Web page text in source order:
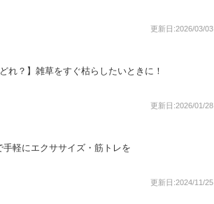
更新日:2026/03/03
れ？】雑草をすぐ枯らしたいときに！
更新日:2026/01/28
軽にエクササイズ・筋トレを
更新日:2024/11/25